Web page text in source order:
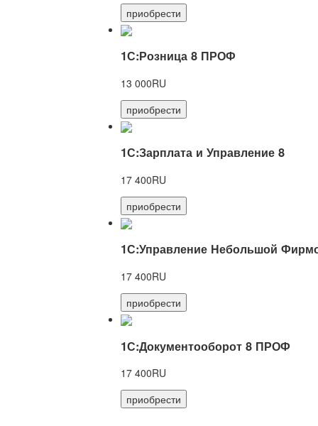
приобрести
1С:Розница 8 ПРОФ
13 000RU
приобрести
1С:Зарплата и Управление 8
17 400RU
приобрести
1С:Управление Небольшой
17 400RU
приобрести
1С:Документооборот 8 ПРОФ
17 400RU
приобрести